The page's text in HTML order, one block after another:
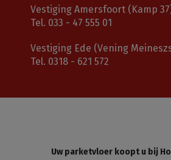
Vestiging Amersfoort (Kamp
Tel. 033 - 47 555 01
Vestiging Ede (Vening
Tel. 0318 - 621 572
Uw parketvloer koopt u bij